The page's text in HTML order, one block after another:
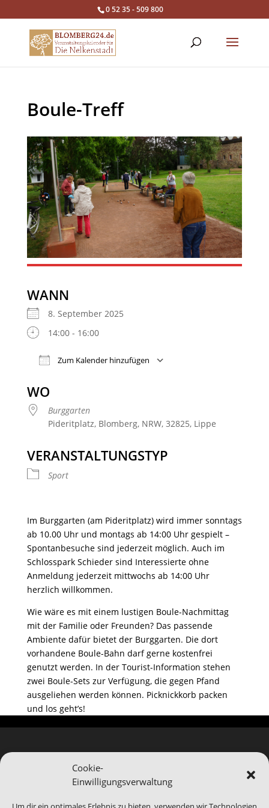
Cookie-
Einwilligungsverwaltung
0 52 35 - 509 800
Boule-Treff
WANN
8. September 2025
14:00 - 16:00
Zum Kalender hinzufügen
WO
Burggarten
Pideritplatz, Blomberg, NRW, 32825, Lippe
VERANSTALTUNGSTYP
Sport
Im Burggarten (am Pideritplatz) wird immer sonntags
ab 10.00 Uhr und montags ab 14:00 Uhr gespielt –
Spontanbesuche sind jederzeit möglich. Auch im
Schlosspark Schieder sind Interessierte ohne
Anmeldung jederzeit mittwochs ab 14:00 Uhr
herzlich willkommen.
Wie wäre es mit einem lustigen Boule-Nachmittag
mit der Familie oder Freunden? Das passende
Ambiente dafür bietet der Burggarten. Die dort
vorhandene Boule-Bahn darf gerne kostenfrei
genutzt werden. In der Tourist-Information stehen
zwei Boule-Sets zur Verfügung, die gegen Pfand
ausgeliehen werden können. Picknickkorb packen
und los geht’s!
Bei Blomberg24.de handelt es sich um ein Service-